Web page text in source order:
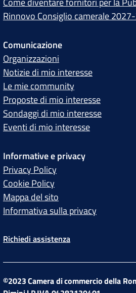
Rinnovo Consiglio camerale
Comunicazione
Organizzazioni
Notizie di mio interesse
Le mie community
Proposte di mio interesse
Sondaggi di mio interesse
Eventi di mio interesse
Informative e privacy
Privacy Policy
Cookie Policy
Mappa del sito
Informativa sulla privacy
Richiedi assistenza
©2023 Camera di commercio della